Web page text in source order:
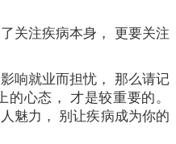
关注疾病本身， 更要关注
响就业而担忧， 那么请记
心态， 才是较重要的。
魅力， 别让疾病成为你的